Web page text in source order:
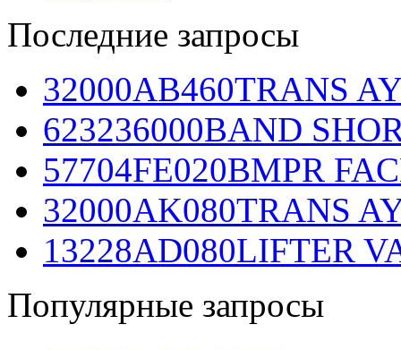
Последние запросы
32000AB460TRANS
623236000BAND
57704FE020BMPR
32000AK080TRANS
13228AD080LIFTER
Популярные запросы